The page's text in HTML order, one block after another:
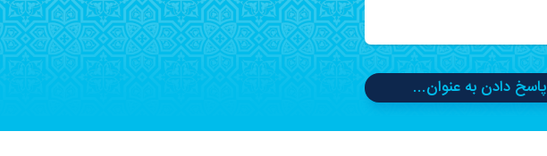
پاسخ دادن به عنوان...